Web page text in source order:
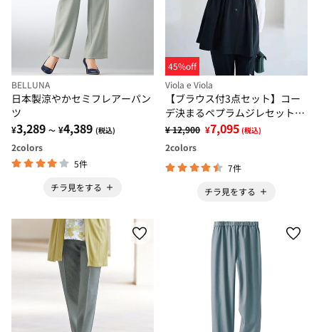
BELLUNA
日本製涼やかセミフレアーパン
ツ
¥3,289 ～ ¥4,389 (税込)
2colors
5件
チラ見をする
45%off
Viola e Viola
【ブラウス付3点セット】コー
デ決まるペプラムジレセットス
ーツ
¥ 12,900 ¥7,095 (税込)
2colors
7件
チラ見をする